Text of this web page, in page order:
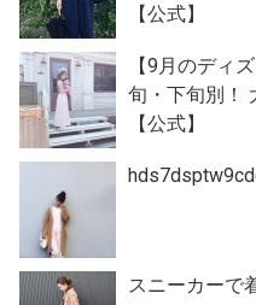
【公式】
【9月のディ
旬・下旬別！
【公式】
スニーカーで